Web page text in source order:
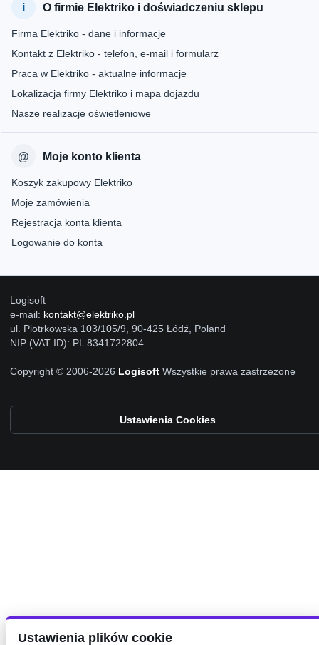
O firmie Elektriko i doświadczeniu sklepu
Firma Elektriko - dane i informacje
Kontakt z Elektriko - telefon, e-mail i formularz
Praca w Elektriko - aktualne informacje
Lokalizacja firmy Elektriko i mapa dojazdu
Nasze realizacje oświetleniowe
Moje konto klienta
Koszyk zakupowy Elektriko
Moje zamówienia
Rejestracja konta klienta
Logowanie do konta
Logisoft
e-mail: kontakt@elektriko.pl
ul. Piotrkowska 103/105/9, 90-425 Łódź, Poland
NIP (VAT ID): PL 8341722804
Copyright © 2006-2026 Logisoft Wszystkie prawa zastrzeżone
Ustawienia Cookies
Ustawienia plików cookie